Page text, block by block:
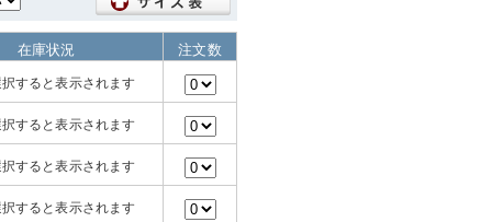
在庫状況 注文数
すると表示されます
すると表示されます
すると表示されます
すると表示されます